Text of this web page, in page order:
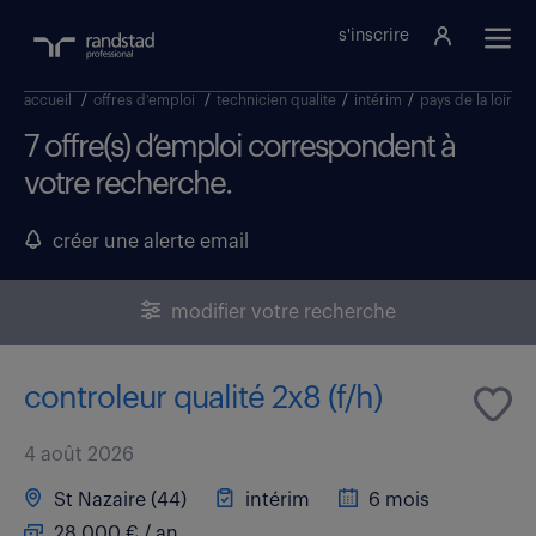
s'inscrire
accueil / offres d'emploi / technicien qualite / intérim / pays de la loire
7 offre(s) d’emploi correspondent à
votre recherche.
créer une alerte email
modifier votre recherche
controleur qualité 2x8 (f/h)
4 août 2026
St Nazaire (44) intérim
6 mois